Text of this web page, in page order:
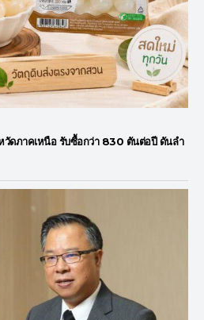
วัดภาคเหนือ รับซื้อกว่า 830 ตันต่อปี ดันลำ